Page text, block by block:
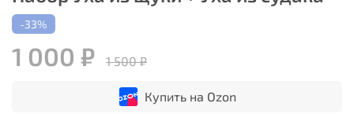
-33%
1 000 ₽ 1 500 ₽
Купить на Ozon